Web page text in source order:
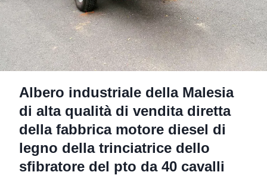
Albero industriale della Malesia
di alta qualità di vendita diretta
della fabbrica motore diesel di
legno della trinciatrice dello
sfibratore del pto da 40 cavalli